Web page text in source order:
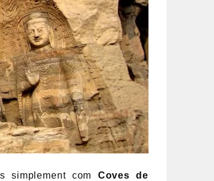
simplement com Coves de